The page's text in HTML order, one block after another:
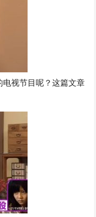
电视节目呢？这篇文章